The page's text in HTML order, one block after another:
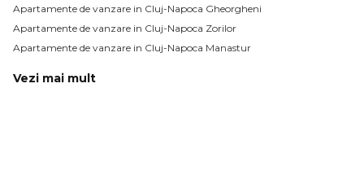
Apartamente de vanzare in Cluj-Napoca Gheorgheni
Apartamente de vanzare in Cluj-Napoca Zorilor
Apartamente de vanzare in Cluj-Napoca Manastur
Vezi mai mult